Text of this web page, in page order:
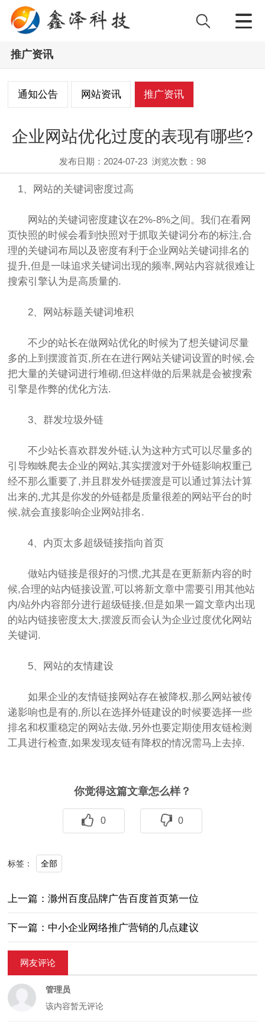
推广资讯
通知公告 网站资讯 推广资讯
企业网站优化过度的表现有哪些?
发布日期：2024-07-23 浏览次数：98
1、网站的关键词密度过高
网站的关键词密度建议在2%-8%之间。我们在看网
页快照的时候会看到快照对于抓取关键词分布的标注,合
理的关键词布局以及密度有利于企业网站关键词排名的
提升,但是一味追求关键词出现的频率,网站内容就很难让
搜索引擎认为是高质量的.
2、网站标题关键词堆积
不少的站长在做网站优化的时候为了想关键词尽量
多的上到摆渡首页,所在在进行网站关键词设置的时候,会
把大量的关键词进行堆砌,但这样做的后果就是会被搜索
引擎是作弊的优化方法.
3、群发垃圾外链
不少站长喜欢群发外链,认为这种方式可以尽量多的
引导蜘蛛爬去企业的网站,其实摆渡对于外链影响权重已
经不那么重要了,并且群发外链摆渡是可以通过算法计算
出来的,尤其是你发的外链都是质量很差的网站平台的时
候,就会直接影响企业网站排名.
4、内页太多超级链接指向首页
做站内链接是很好的习惯,尤其是在更新新内容的时
候,合理的站内链接设置,可以将新文章中需要引用其他站
内/站外内容部分进行超级链接,但是如果一篇文章内出现
的站内链接密度太大,摆渡反而会认为企业过度优化网站
关键词.
5、网站的友情建设
如果企业的友情链接网站存在被降权,那么网站被传
递影响也是有的,所以在选择外链建设的时候要选择一些
排名和权重稳定的网站去做,另外也要定期使用友链检测
工具进行检查,如果发现友链有降权的情况需马上去掉.
你觉得这篇文章怎么样？
0 0
标签： 全部
上一篇：滁州百度品牌广告百度首页第一位
下一篇：中小企业网络推广营销的几点建议
网友评论
管理员
该内容暂无评论